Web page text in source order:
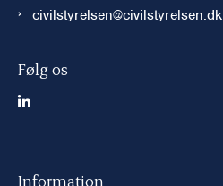
civilstyrelsen@civilstyrelsen.dk
Følg os
Information